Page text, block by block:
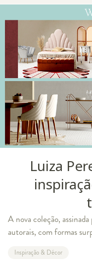
Luiza
A nova coleção,
autorais, com formas
Perea vive e respira cr
Inspiração & Décor